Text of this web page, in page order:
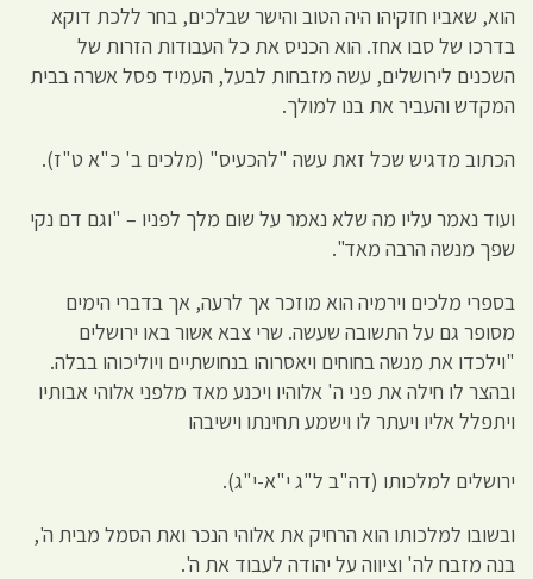
הוא, שאביו חזקיהו היה הטוב והישר שבלכים, בחר ללכת דוקא
בדרכו של סבו אחז. הוא הכניס את כל העבודות הזרות של
השכנים לירושלים, עשה מזבחות לבעל, העמיד פסל אשרה בבית
המקדש והעביר את בנו למולך.
הכתוב מדגיש שכל זאת עשה "להכעיס" (מלכים ב' כ"א ט"ז).
ועוד נאמר עליו מה שלא נאמר על שום מלך לפניו – "וגם דם נקי
שפך מנשה הרבה מאד".
בספרי מלכים וירמיה הוא מוזכר אך לרעה, אך בדברי הימים
מסופר גם על התשובה שעשה. שרי צבא אשור באו ירושלים
"וילכדו את מנשה בחוחים ויאסרוהו בנחושתיים ויוליכוהו בבלה.
ובהצר לו חילה את פני ה' אלוהיו ויכנע מאד מלפני אלוהי אבותיו
ויתפלל אליו ויעתר לו וישמע תחינתו וישיבהו
ירושלים למלכותו (דה"ב ל"ג י"א-י"ג).
ובשובו למלכותו הוא הרחיק את אלוהי הנכר ואת הסמל מבית ה',
בנה מזבח לה' וציווה על יהודה לעבוד את ה'.